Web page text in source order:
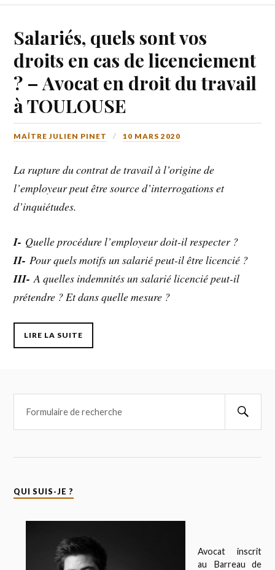
Salariés, quels sont vos
droits en cas de licenciement
? – Avocat en droit du travail
à TOULOUSE
MAÎTRE JULIEN PINET 10 MARS 2020
La rupture du contrat de travail à l’origine de
l’employeur peut être source d’interrogations et
d’inquiétudes.
I- Quelle procédure l’employeur doit-il respecter ?
II-Pour quels motifs un salarié peut-il être licencié ?
III-A quelles indemnités un salarié licencié peut-il
prétendre ? Et dans quelle mesure ?
LIRE LA SUITE
QUI SUIS-JE ?
Avocat inscrit
au Barreau de